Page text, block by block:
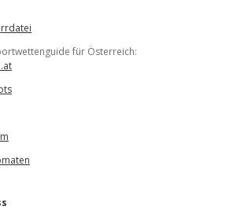
für Österreich: